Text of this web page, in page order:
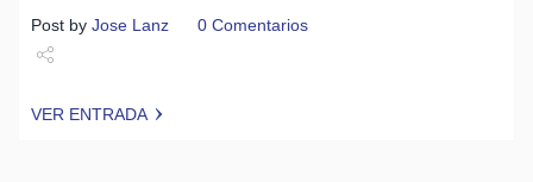
Post by Jose Lanz 0 Comentarios
VER ENTRADA